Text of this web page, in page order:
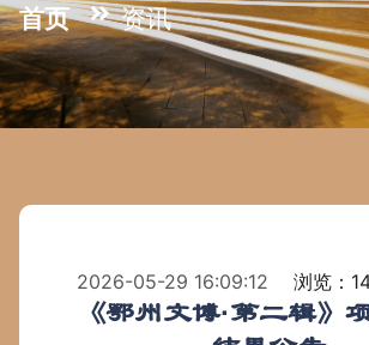
首页 资讯
2026-05-29 16:09:12 浏览：
《鄂州文博·第二辑》